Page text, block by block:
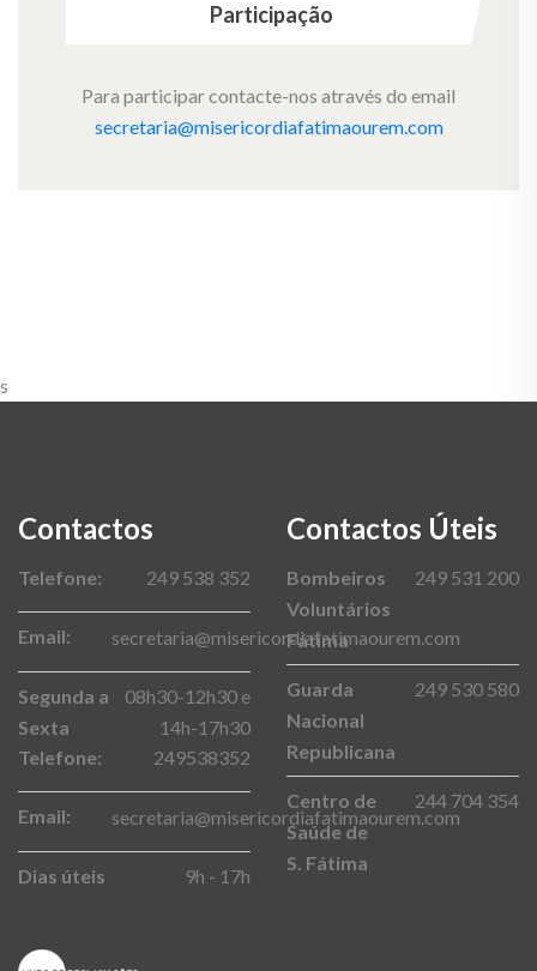
Participação
Para participar contacte-nos através do email
secretaria@misericordiafatimaourem.com
s
Contactos
Telefone: 249 538 352
Email: secretaria@misericordiafatimaourem.com
Segunda a
Sexta
08h30-12h30 e
14h-17h30
Telefone:
249538352
Email: secretaria@misericordiafatimaourem.com
Dias úteis 9h - 17h
Contactos Úteis
Bombeiros
Voluntários
Fátima
249 531 200
Guarda
Nacional
Republicana
249 530 580
Centro de
Saúde de
S. Fátima
244 704 354